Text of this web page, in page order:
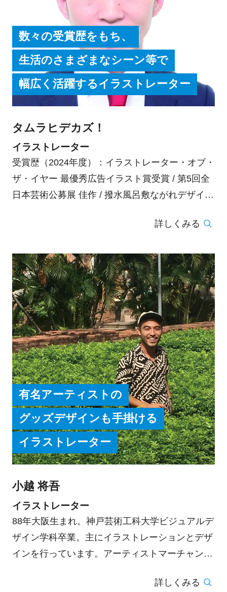
数々の受賞歴をもち、
生活のさまざまなシーン等で
幅広く活躍するイラストレーター
タムラヒデカズ！
イラストレーター
受賞歴（2024年度）：イラストレーター・オブ・
ザ・イヤー 最優秀広告イラスト賞受賞 / 第5回全
日本芸術公募展 佳作 / 撥水風呂敷ながれデザイン
西宮市展 入選 / Art your lyf Project! 入賞 / 第76回
韓文化交流会創立20周年 ロゴマーク・フォトス
ポットコンテスト両最優秀賞受賞
詳しくみる
有名アーティストの
グッズデザインも手掛ける
イラストレーター
小越 将吾
イラストレーター
88年大阪生まれ。神戸芸術工科大学ビジュアルデ
ザイン学科卒業。主にイラストレーションとデザ
インを行っています。アーティストマーチャンダ
アニメーションなど国内外、ジャンルを問わず活
詳しくみる